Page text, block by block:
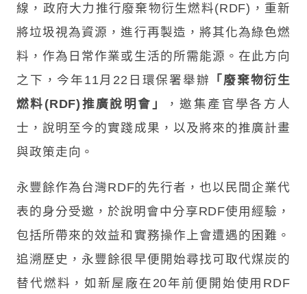
線，政府大力推行廢棄物衍生燃料(RDF)，重新
將垃圾視為資源，進行再製造，將其化為綠色燃
料，作為日常作業或生活的所需能源。在此方向
之下，今年11月22日環保署舉辦
「廢棄物衍生
燃料(RDF)推廣說明會」
，邀集產官學各方人
士，說明至今的實踐成果，以及將來的推廣計畫
與政策走向。
永豐餘作為台灣RDF的先行者，也以民間企業代
表的身分受邀，於說明會中分享RDF使用經驗，
包括所帶來的效益和實務操作上會遭遇的困難。
追溯歷史，永豐餘很早便開始尋找可取代煤炭的
替代燃料，如新屋廠在20年前便開始使用RDF